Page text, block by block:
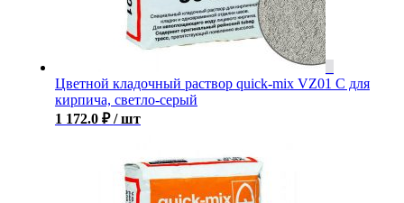
Цветной кладочный раствор quick-mix VZ01 С для
кирпича, светло-серый
1 172.0 ₽ / шт